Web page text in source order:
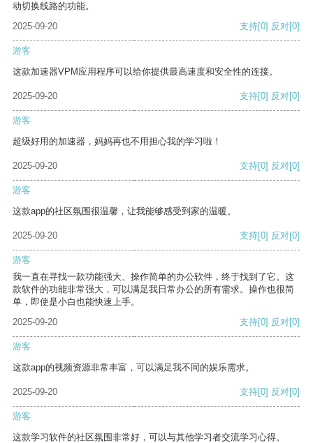
动切换线路的功能。
2025-09-20
支持[0] 反对[0]
游客
这款加速器VPM应用程序可以给你提供最高速度和安全性的连接。
2025-09-20 支持[0] 反对[0]
游客
超级好用的加速器，妈妈再也不用担心我的学习啦！
2025-09-20 支持[0] 反对[0]
游客
这款app的社区氛围很温馨，让我能够感受到家的温暖。
2025-09-20 支持[0] 反对[0]
游客
我一直在寻找一款功能强大、操作简单的办公软件，终于找到了它。这
款软件的功能非常强大，可以满足我日常办公的所有需求。操作也很简
单，即使是小白也能快速上手。
2025-09-20
支持[0] 反对[0]
游客
这款app的视频资源非常丰富，可以满足我不同的娱乐需求。
2025-09-20 支持[0] 反对[0]
游客
这款学习软件的社区氛围非常好，可以与其他学习者交流学习心得。